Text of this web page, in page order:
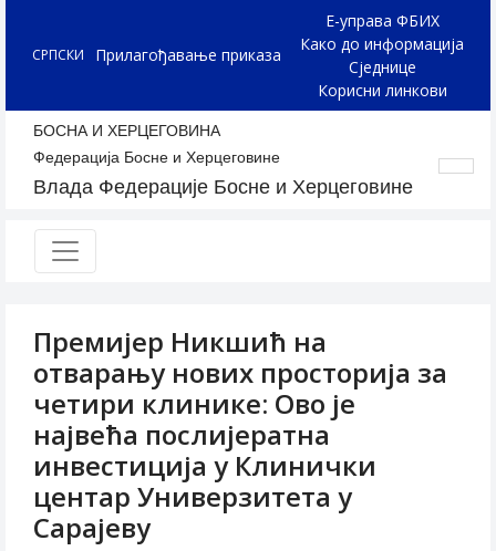
СРПСКИ Прилагођавање приказа
Е-управа ФБИХ
Како до информација
Сједнице
Корисни линкови
БОСНА И ХЕРЦЕГОВИНА
Федерација Босне и Херцеговине
Влада Федерације Босне и Херцеговине
Премијер Никшић на
отварању нових просторија за
четири клинике: Ово је
највећа послијератна
инвестиција у Клинички
центар Универзитета у
Сарајеву